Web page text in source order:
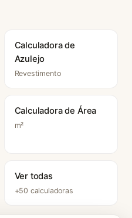
Calculadora de
Azulejo
Revestimento
Calculadora de Área
m²
Ver todas
+50 calculadoras